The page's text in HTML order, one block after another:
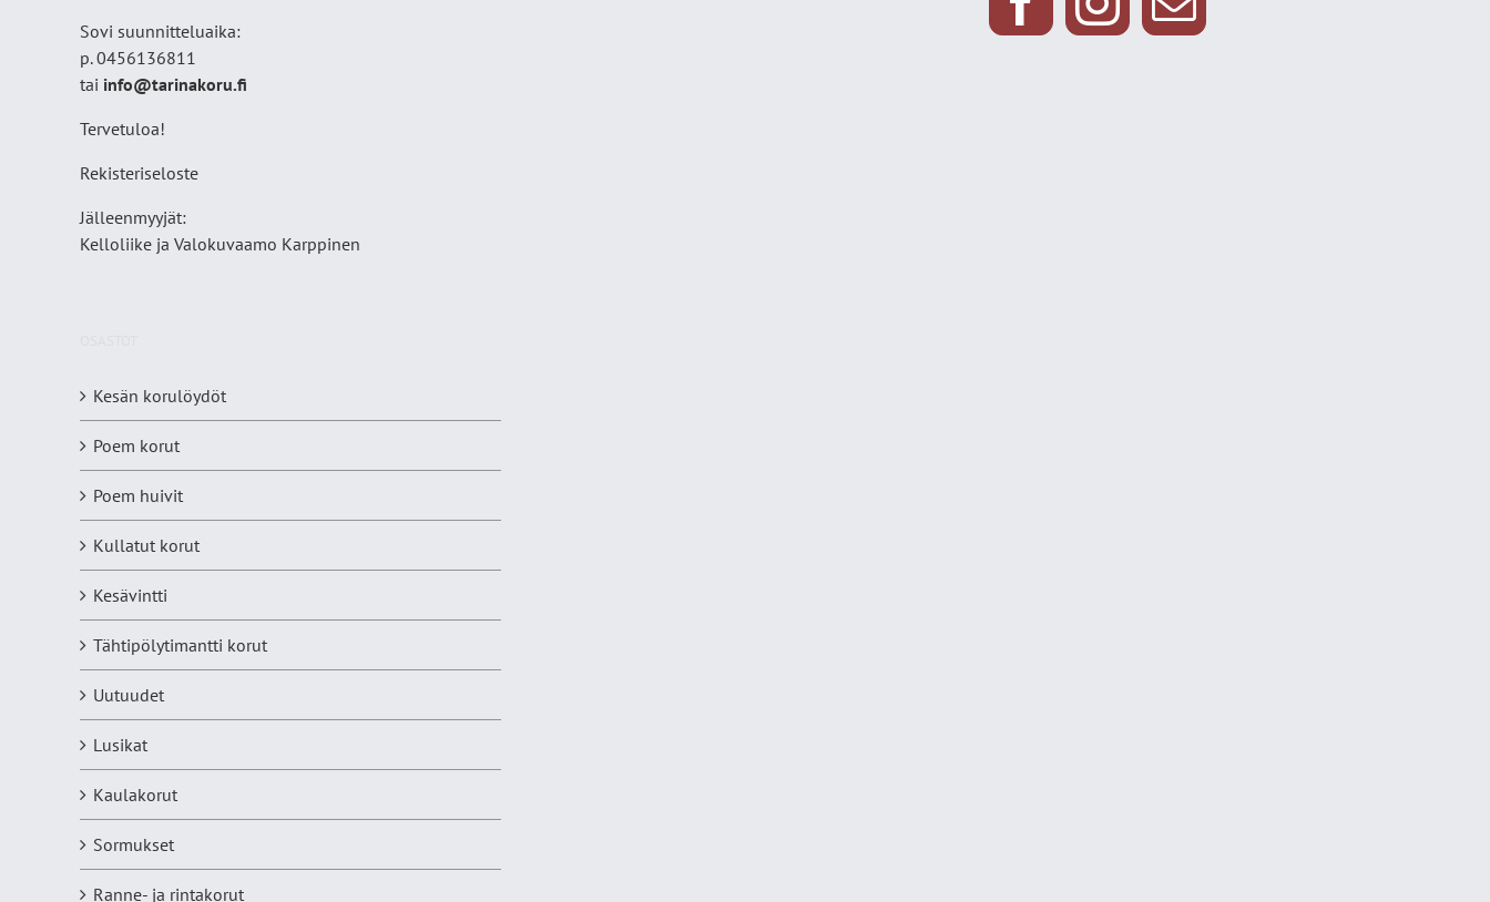
Sovi suunnitteluaika:
p. 0456136811
tai info@tarinakoru.fi
Tervetuloa!
Rekisteriseloste
Jälleenmyyjät:
Kelloliike ja Valokuvaamo Karppinen
Kesän korulöydöt
Poem korut
Poem huivit
Kullatut korut
Kesävintti
Tähtipölytimantti korut
Uutuudet
Lusikat
Kaulakorut
Sormukset
Ranne- ja rintakorut